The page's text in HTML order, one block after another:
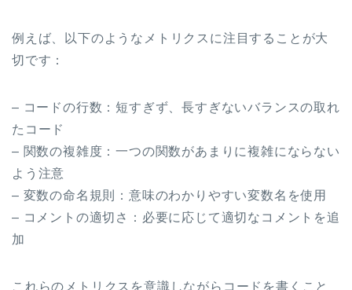
例えば、以下のようなメトリクスに注目することが大
切です：
– コードの行数：短すぎず、長すぎないバランスの取れ
たコード
– 関数の複雑度：一つの関数があまりに複雑にならない
よう注意
– 変数の命名規則：意味のわかりやすい変数名を使用
– コメントの適切さ：必要に応じて適切なコメントを追
加
これらのメトリクスを意識しながらコードを書くこと